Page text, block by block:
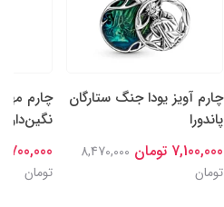
چارم آویز یودا جنگ ستارگان
پاندورا
7,100,000 تومان
8,470,000
تومان
چارم
نگین‌دار
6,700,000
تومان